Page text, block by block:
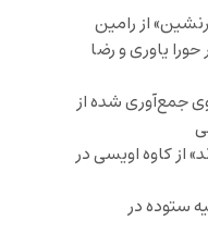
از رامین
یاوری و رضا
آسمانا: ۱۰۰ لیکوی جمع‌آوری شده از
از کاوه اویسی در
ستوده در